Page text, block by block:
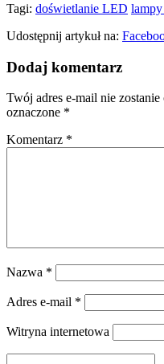
Tagi: doświetlanie LED
Udostępnij artykuł na:
Dodaj komentarz
Twój adres e-mail nie
oznaczone *
Komentarz *
Nazwa *
Adres e-mail *
Witryna internetowa